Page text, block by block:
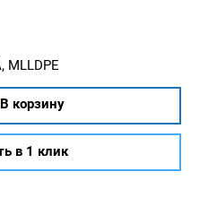
MLLDPE
В корзину
в 1 клик